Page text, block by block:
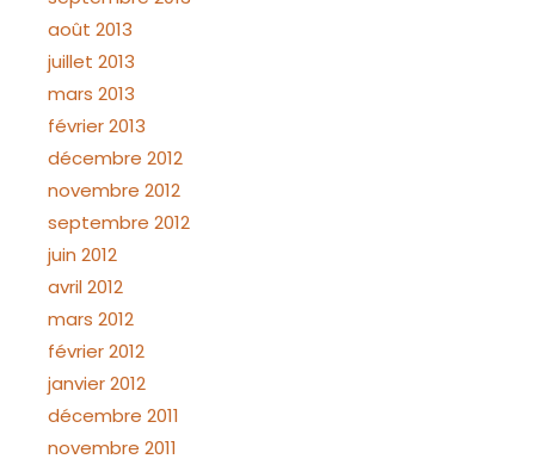
août 2013
juillet 2013
mars 2013
février 2013
décembre 2012
novembre 2012
septembre 2012
juin 2012
avril 2012
mars 2012
février 2012
janvier 2012
décembre 2011
novembre 2011